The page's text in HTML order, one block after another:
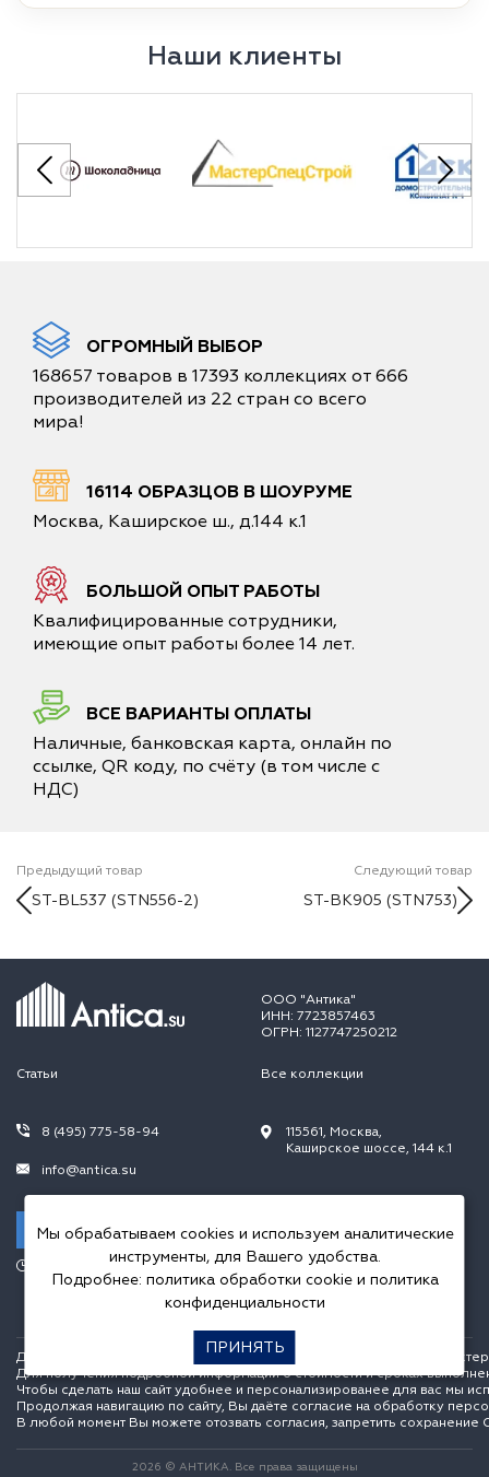
Наши клиенты
ОГРОМНЫЙ ВЫБОР
168657 товаров в 17393 коллекциях от 666
производителей из 22 стран со всего
мира!
16114 ОБРАЗЦОВ В ШОУРУМЕ
Москва, Каширское ш., д.144 к.1
БОЛЬШОЙ ОПЫТ РАБОТЫ
Квалифицированные сотрудники,
имеющие опыт работы более 14 лет.
ВСЕ ВАРИАНТЫ ОПЛАТЫ
Наличные, банковская карта, онлайн по
ссылке, QR коду, по счёту (в том числе с
НДС)
Предыдущий товар
ST-BL537 (STN556-2)
Следующий товар
ST-BK905 (STN753)
ООО "Антика"
ИНН: 7723857463
ОГРН: 1127747250212
Статьи Все коллекции
8 (495) 775-58-94
info@antica.su
Заказать звонок
115561, Москва,
Каширское шоссе, 144 к.1
Пн.-Пт. 10.00-20.00,
Сб.-Вс. 10.00-18.00
Данный интернет сайт носит исключительно информационный
Для получения подробной информации о стоимости и сроках
Чтобы сделать наш сайт удобнее и персонализированее для вас мы
Продолжая навигацию по сайту, Вы даёте согласие на обработку
В любой момент Вы можете отозвать согласия, запретить сохранение
2026 © АНТИКА. Все права защищены
Мы обрабатываем cookies и используем аналитические
инструменты, для Вашего удобства.
Подробнее: политика обработки cookieи политика
конфиденциальности
ПРИНЯТЬ